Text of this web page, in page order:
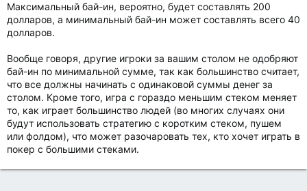
Максимальный бай-ин, вероятно, будет составлять 200
долларов, а минимальный бай-ин может составлять всего 40
долларов.
Вообще говоря, другие игроки за вашим столом не одобряют
бай-ин по минимальной сумме, так как большинство считает,
что все должны начинать с одинаковой суммы денег за
столом. Кроме того, игра с гораздо меньшим стеком меняет
то, как играет большинство людей (во многих случаях они
будут использовать стратегию с коротким стеком, пушем
или фолдом), что может разочаровать тех, кто хочет играть в
покер с большими стеками.